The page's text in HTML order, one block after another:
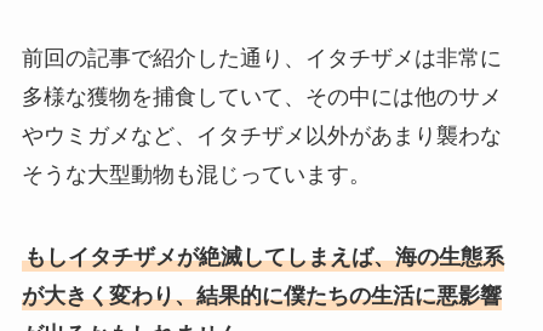
前回の記事で紹介した通り、イタチザメは非常に
多様な獲物を捕食していて、その中には他のサメ
やウミガメなど、イタチザメ以外があまり襲わな
そうな大型動物も混じっています。
もしイタチザメが絶滅してしまえば、海の生態系
が大きく変わり、結果的に僕たちの生活に悪影響